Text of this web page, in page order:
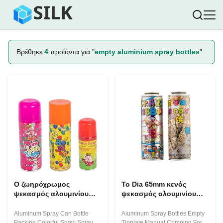
Βρέθηκε 4 προϊόντα για "empty aluminium spray bottles"
Ο ζωηρόχρωμος
ψεκασμός αλουμινίου
μπουκάλια 250ml Dia
Aluminum Spray Can Bottle
Το Dia 65mm κενός
ψεκασμός αλουμινίου
προσαρμοσμένη
Aluminum Spray Bottles Empty